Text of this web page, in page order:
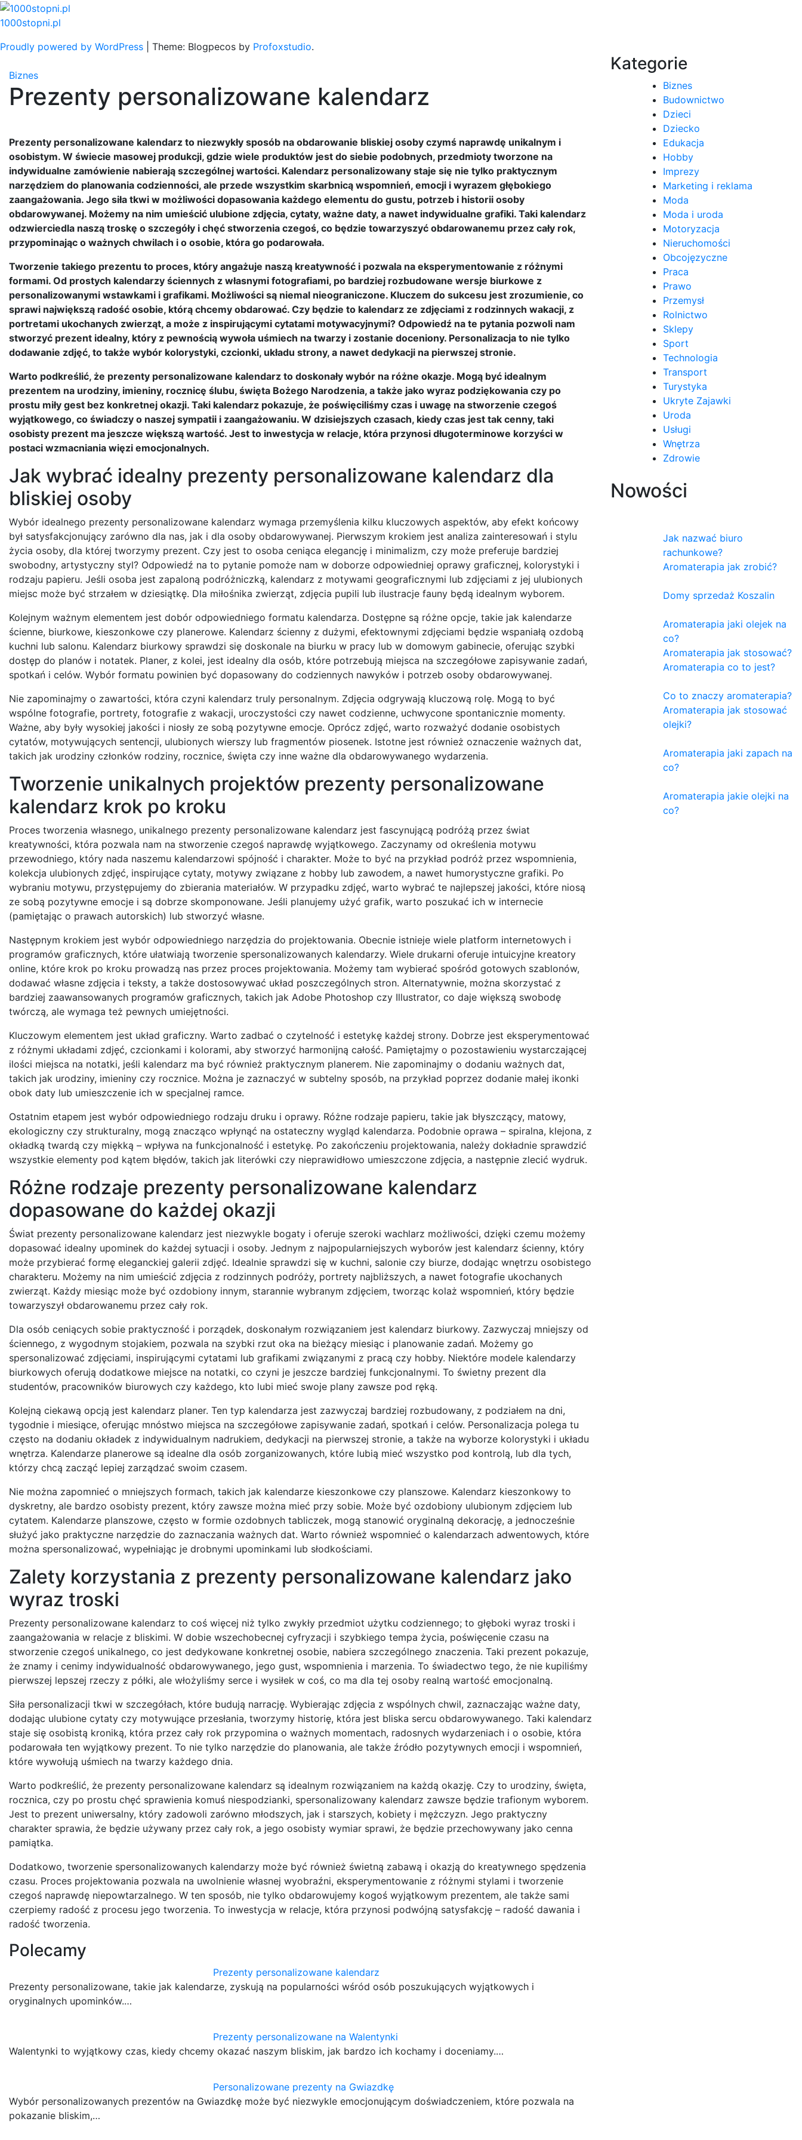
Skip
to
1000stopni.pl
Proudly powered by WordPress
Theme: Blogpecos by Profoxstudio.
Biznes
Prezenty personalizowane kalendarz
Prezenty personalizowane kalendarz to niezwykły sposób na obdarowanie bliskiej osoby czymś naprawdę unikalnym i
osobistym. W świecie masowej produkcji, gdzie wiele produktów jest do siebie podobnych, przedmioty tworzone na
indywidualne zamówienie nabierają szczególnej wartości. Kalendarz personalizowany staje się nie tylko praktycznym
narzędziem do planowania codzienności, ale przede wszystkim skarbnicą wspomnień, emocji i wyrazem głębokiego
zaangażowania. Jego siła tkwi w możliwości dopasowania każdego elementu do gustu, potrzeb i historii osoby
obdarowywanej. Możemy na nim umieścić ulubione zdjęcia, cytaty, ważne daty, a nawet indywidualne grafiki. Taki kalendarz
odzwierciedla naszą troskę o szczegóły i chęć stworzenia czegoś, co będzie towarzyszyć obdarowanemu przez cały rok,
przypominając o ważnych chwilach i o osobie, która go podarowała.
Tworzenie takiego prezentu to proces, który angażuje naszą kreatywność i pozwala na eksperymentowanie z różnymi
formami. Od prostych kalendarzy ściennych z własnymi fotografiami, po bardziej rozbudowane wersje biurkowe z
personalizowanymi wstawkami i grafikami. Możliwości są niemal nieograniczone. Kluczem do sukcesu jest zrozumienie, co
sprawi największą radość osobie, którą chcemy obdarować. Czy będzie to kalendarz ze zdjęciami z rodzinnych wakacji, z
portretami ukochanych zwierząt, a może z inspirującymi cytatami motywacyjnymi? Odpowiedź na te pytania pozwoli nam
stworzyć prezent idealny, który z pewnością wywoła uśmiech na twarzy i zostanie doceniony. Personalizacja to nie tylko
dodawanie zdjęć, to także wybór kolorystyki, czcionki, układu strony, a nawet dedykacji na pierwszej stronie.
Warto podkreślić, że prezenty personalizowane kalendarz to doskonały wybór na różne okazje. Mogą być idealnym
prezentem na urodziny, imieniny, rocznicę ślubu, święta Bożego Narodzenia, a także jako wyraz podziękowania czy po
prostu miły gest bez konkretnej okazji. Taki kalendarz pokazuje, że poświęciliśmy czas i uwagę na stworzenie czegoś
wyjątkowego, co świadczy o naszej sympatii i zaangażowaniu. W dzisiejszych czasach, kiedy czas jest tak cenny, taki
osobisty prezent ma jeszcze większą wartość. Jest to inwestycja w relacje, która przynosi długoterminowe korzyści w
postaci wzmacniania więzi emocjonalnych.
Jak wybrać idealny prezenty personalizowane kalendarz dla
bliskiej osoby
Wybór idealnego prezenty personalizowane kalendarz wymaga przemyślenia kilku kluczowych aspektów, aby efekt końcowy
był satysfakcjonujący zarówno dla nas, jak i dla osoby obdarowywanej. Pierwszym krokiem jest analiza zainteresowań i stylu
życia osoby, dla której tworzymy prezent. Czy jest to osoba ceniąca elegancję i minimalizm, czy może preferuje bardziej
swobodny, artystyczny styl? Odpowiedź na to pytanie pomoże nam w doborze odpowiedniej oprawy graficznej, kolorystyki i
rodzaju papieru. Jeśli osoba jest zapaloną podróżniczką, kalendarz z motywami geograficznymi lub zdjęciami z jej ulubionych
miejsc może być strzałem w dziesiątkę. Dla miłośnika zwierząt, zdjęcia pupili lub ilustracje fauny będą idealnym wyborem.
Kolejnym ważnym elementem jest dobór odpowiedniego formatu kalendarza. Dostępne są różne opcje, takie jak kalendarze
ścienne, biurkowe, kieszonkowe czy planerowe. Kalendarz ścienny z dużymi, efektownymi zdjęciami będzie wspaniałą ozdobą
kuchni lub salonu. Kalendarz biurkowy sprawdzi się doskonale na biurku w pracy lub w domowym gabinecie, oferując szybki
dostęp do planów i notatek. Planer, z kolei, jest idealny dla osób, które potrzebują miejsca na szczegółowe zapisywanie zadań,
spotkań i celów. Wybór formatu powinien być dopasowany do codziennych nawyków i potrzeb osoby obdarowywanej.
Nie zapominajmy o zawartości, która czyni kalendarz truly personalnym. Zdjęcia odgrywają kluczową rolę. Mogą to być
wspólne fotografie, portrety, fotografie z wakacji, uroczystości czy nawet codzienne, uchwycone spontanicznie momenty.
Ważne, aby były wysokiej jakości i niosły ze sobą pozytywne emocje. Oprócz zdjęć, warto rozważyć dodanie osobistych
cytatów, motywujących sentencji, ulubionych wierszy lub fragmentów piosenek. Istotne jest również oznaczenie ważnych dat,
takich jak urodziny członków rodziny, rocznice, święta czy inne ważne dla obdarowywanego wydarzenia.
Tworzenie unikalnych projektów prezenty personalizowane
kalendarz krok po kroku
Proces tworzenia własnego, unikalnego prezenty personalizowane kalendarz jest fascynującą podróżą przez świat
kreatywności, która pozwala nam na stworzenie czegoś naprawdę wyjątkowego. Zaczynamy od określenia motywu
przewodniego, który nada naszemu kalendarzowi spójność i charakter. Może to być na przykład podróż przez wspomnienia,
kolekcja ulubionych zdjęć, inspirujące cytaty, motywy związane z hobby lub zawodem, a nawet humorystyczne grafiki. Po
wybraniu motywu, przystępujemy do zbierania materiałów. W przypadku zdjęć, warto wybrać te najlepszej jakości, które niosą
ze sobą pozytywne emocje i są dobrze skomponowane. Jeśli planujemy użyć grafik, warto poszukać ich w internecie
(pamiętając o prawach autorskich) lub stworzyć własne.
Następnym krokiem jest wybór odpowiedniego narzędzia do projektowania. Obecnie istnieje wiele platform internetowych i
programów graficznych, które ułatwiają tworzenie spersonalizowanych kalendarzy. Wiele drukarni oferuje intuicyjne kreatory
online, które krok po kroku prowadzą nas przez proces projektowania. Możemy tam wybierać spośród gotowych szablonów,
dodawać własne zdjęcia i teksty, a także dostosowywać układ poszczególnych stron. Alternatywnie, można skorzystać z
bardziej zaawansowanych programów graficznych, takich jak Adobe Photoshop czy Illustrator, co daje większą swobodę
twórczą, ale wymaga też pewnych umiejętności.
Kluczowym elementem jest układ graficzny. Warto zadbać o czytelność i estetykę każdej strony. Dobrze jest eksperymentować
z różnymi układami zdjęć, czcionkami i kolorami, aby stworzyć harmonijną całość. Pamiętajmy o pozostawieniu wystarczającej
ilości miejsca na notatki, jeśli kalendarz ma być również praktycznym planerem. Nie zapominajmy o dodaniu ważnych dat,
takich jak urodziny, imieniny czy rocznice. Można je zaznaczyć w subtelny sposób, na przykład poprzez dodanie małej ikonki
obok daty lub umieszczenie ich w specjalnej ramce.
Ostatnim etapem jest wybór odpowiedniego rodzaju druku i oprawy. Różne rodzaje papieru, takie jak błyszczący, matowy,
ekologiczny czy strukturalny, mogą znacząco wpłynąć na ostateczny wygląd kalendarza. Podobnie oprawa – spiralna, klejona, z
okładką twardą czy miękką – wpływa na funkcjonalność i estetykę. Po zakończeniu projektowania, należy dokładnie sprawdzić
wszystkie elementy pod kątem błędów, takich jak literówki czy nieprawidłowo umieszczone zdjęcia, a następnie zlecić wydruk.
Różne rodzaje prezenty personalizowane kalendarz
dopasowane do każdej okazji
Świat prezenty personalizowane kalendarz jest niezwykle bogaty i oferuje szeroki wachlarz możliwości, dzięki czemu możemy
dopasować idealny upominek do każdej sytuacji i osoby. Jednym z najpopularniejszych wyborów jest kalendarz ścienny, który
może przybierać formę eleganckiej galerii zdjęć. Idealnie sprawdzi się w kuchni, salonie czy biurze, dodając wnętrzu osobistego
charakteru. Możemy na nim umieścić zdjęcia z rodzinnych podróży, portrety najbliższych, a nawet fotografie ukochanych
zwierząt. Każdy miesiąc może być ozdobiony innym, starannie wybranym zdjęciem, tworząc kolaż wspomnień, który będzie
towarzyszył obdarowanemu przez cały rok.
Dla osób ceniących sobie praktyczność i porządek, doskonałym rozwiązaniem jest kalendarz biurkowy. Zazwyczaj mniejszy od
ściennego, z wygodnym stojakiem, pozwala na szybki rzut oka na bieżący miesiąc i planowanie zadań. Możemy go
spersonalizować zdjęciami, inspirującymi cytatami lub grafikami związanymi z pracą czy hobby. Niektóre modele kalendarzy
biurkowych oferują dodatkowe miejsce na notatki, co czyni je jeszcze bardziej funkcjonalnymi. To świetny prezent dla
studentów, pracowników biurowych czy każdego, kto lubi mieć swoje plany zawsze pod ręką.
Kolejną ciekawą opcją jest kalendarz planer. Ten typ kalendarza jest zazwyczaj bardziej rozbudowany, z podziałem na dni,
tygodnie i miesiące, oferując mnóstwo miejsca na szczegółowe zapisywanie zadań, spotkań i celów. Personalizacja polega tu
często na dodaniu okładek z indywidualnym nadrukiem, dedykacji na pierwszej stronie, a także na wyborze kolorystyki i układu
wnętrza. Kalendarze planerowe są idealne dla osób zorganizowanych, które lubią mieć wszystko pod kontrolą, lub dla tych,
którzy chcą zacząć lepiej zarządzać swoim czasem.
Nie można zapomnieć o mniejszych formach, takich jak kalendarze kieszonkowe czy planszowe. Kalendarz kieszonkowy to
dyskretny, ale bardzo osobisty prezent, który zawsze można mieć przy sobie. Może być ozdobiony ulubionym zdjęciem lub
cytatem. Kalendarze planszowe, często w formie ozdobnych tabliczek, mogą stanowić oryginalną dekorację, a jednocześnie
służyć jako praktyczne narzędzie do zaznaczania ważnych dat. Warto również wspomnieć o kalendarzach adwentowych, które
można spersonalizować, wypełniając je drobnymi upominkami lub słodkościami.
Zalety korzystania z prezenty personalizowane kalendarz jako
wyraz troski
Prezenty personalizowane kalendarz to coś więcej niż tylko zwykły przedmiot użytku codziennego; to głęboki wyraz troski i
zaangażowania w relacje z bliskimi. W dobie wszechobecnej cyfryzacji i szybkiego tempa życia, poświęcenie czasu na
stworzenie czegoś unikalnego, co jest dedykowane konkretnej osobie, nabiera szczególnego znaczenia. Taki prezent pokazuje,
że znamy i cenimy indywidualność obdarowywanego, jego gust, wspomnienia i marzenia. To świadectwo tego, że nie kupiliśmy
pierwszej lepszej rzeczy z półki, ale włożyliśmy serce i wysiłek w coś, co ma dla tej osoby realną wartość emocjonalną.
Siła personalizacji tkwi w szczegółach, które budują narrację. Wybierając zdjęcia z wspólnych chwil, zaznaczając ważne daty,
dodając ulubione cytaty czy motywujące przesłania, tworzymy historię, która jest bliska sercu obdarowywanego. Taki kalendarz
staje się osobistą kroniką, która przez cały rok przypomina o ważnych momentach, radosnych wydarzeniach i o osobie, która
podarowała ten wyjątkowy prezent. To nie tylko narzędzie do planowania, ale także źródło pozytywnych emocji i wspomnień,
które wywołują uśmiech na twarzy każdego dnia.
Warto podkreślić, że prezenty personalizowane kalendarz są idealnym rozwiązaniem na każdą okazję. Czy to urodziny, święta,
rocznica, czy po prostu chęć sprawienia komuś niespodzianki, spersonalizowany kalendarz zawsze będzie trafionym wyborem.
Jest to prezent uniwersalny, który zadowoli zarówno młodszych, jak i starszych, kobiety i mężczyzn. Jego praktyczny
charakter sprawia, że będzie używany przez cały rok, a jego osobisty wymiar sprawi, że będzie przechowywany jako cenna
pamiątka.
Dodatkowo, tworzenie spersonalizowanych kalendarzy może być również świetną zabawą i okazją do kreatywnego spędzenia
czasu. Proces projektowania pozwala na uwolnienie własnej wyobraźni, eksperymentowanie z różnymi stylami i tworzenie
czegoś naprawdę niepowtarzalnego. W ten sposób, nie tylko obdarowujemy kogoś wyjątkowym prezentem, ale także sami
czerpiemy radość z procesu jego tworzenia. To inwestycja w relacje, która przynosi podwójną satysfakcję – radość dawania i
radość tworzenia.
Polecamy
Prezenty personalizowane kalendarz
Prezenty personalizowane, takie jak kalendarze, zyskują na popularności wśród osób poszukujących wyjątkowych i
oryginalnych upominków.…
Prezenty personalizowane na Walentynki
Walentynki to wyjątkowy czas, kiedy chcemy okazać naszym bliskim, jak bardzo ich kochamy i doceniamy.…
Personalizowane prezenty na Gwiazdkę
Wybór personalizowanych prezentów na Gwiazdkę może być niezwykle emocjonującym doświadczeniem, które pozwala na
pokazanie bliskim,…
Kategorie
Biznes
Budownictwo
Dzieci
Dziecko
Edukacja
Hobby
Imprezy
Marketing i reklama
Moda
Moda i uroda
Motoryzacja
Nieruchomości
Obcojęzyczne
Praca
Prawo
Przemysł
Rolnictwo
Sklepy
Sport
Technologia
Transport
Turystyka
Ukryte Zajawki
Uroda
Usługi
Wnętrza
Zdrowie
Nowości
Jak nazwać biuro
rachunkowe?
Aromaterapia jak zrobić?
Domy sprzedaż Koszalin
Aromaterapia jaki olejek na
co?
Aromaterapia jak stosować?
Aromaterapia co to jest?
Co to znaczy aromaterapia?
Aromaterapia jak stosować
olejki?
Aromaterapia jaki zapach na
co?
Aromaterapia jakie olejki na
co?